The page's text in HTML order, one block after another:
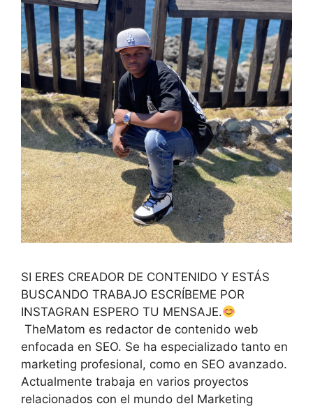
SI ERES CREADOR DE CONTENIDO Y ESTÁS
BUSCANDO TRABAJO ESCRÍBEME POR
INSTAGRAN ESPERO TU MENSAJE.
TheMatom es redactor de contenido web
enfocada en SEO. Se ha especializado tanto en
marketing profesional, como en SEO avanzado.
Actualmente trabaja en varios proyectos
relacionados con el mundo del Marketing